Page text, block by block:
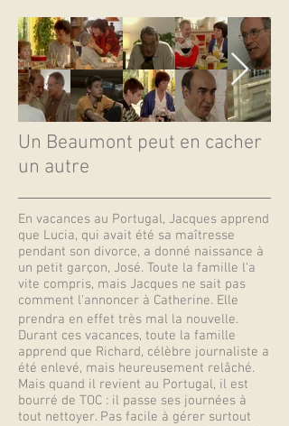
Un Beaumont peut en cacher
un autre
En vacances au Portugal, Jacques apprend
que Lucia, qui avait été sa maîtresse
pendant son divorce, a donné naissance à
un petit garçon, José. Toute la famille l'a
vite compris, mais Jacques ne sait pas
comment l'annoncer à Catherine. Elle
prendra en effet très mal la nouvelle.
Durant ces vacances, toute la famille
apprend que Richard, célèbre journaliste a
été enlevé, mais heureusement relâché.
Mais quand il revient au Portugal, il est
bourré de TOC : il passe ses journées à
tout nettoyer. Pas facile à gérer surtout